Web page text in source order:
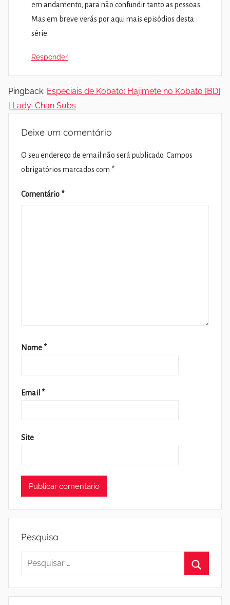
em andamento, para não confundir tanto as pessoas.
Mas em breve verás por aqui mais episódios desta
série.
Responder
Pingback: Especiais de Kobato: Hajimete no Kobato [BD]
| Lady-Chan Subs
Deixe um comentário
O seu endereço de email não será publicado. Campos
obrigatórios marcados com *
Comentário *
Nome *
Email *
Site
Pesquisa
Pesquisar